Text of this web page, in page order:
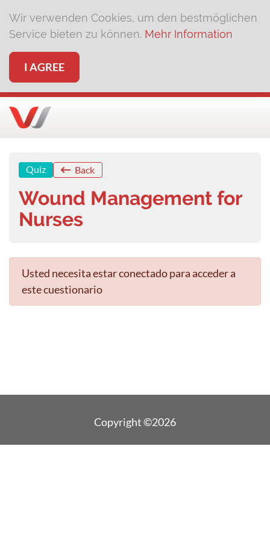
Wir verwenden Cookies, um den bestmöglichen
Service bieten zu können. Mehr Information
I AGREE
Quiz Back
Wound Management for
Nurses
Usted necesita estar conectado para acceder a
este cuestionario
Copyright ©2026